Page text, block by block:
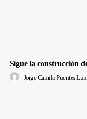
Sigue la construcción
Jorge Camilo Puentes